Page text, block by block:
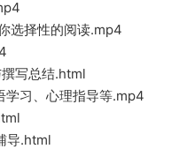
选择性的阅读.mp4
写总结.html
学习、心理指导等.mp4
导.html